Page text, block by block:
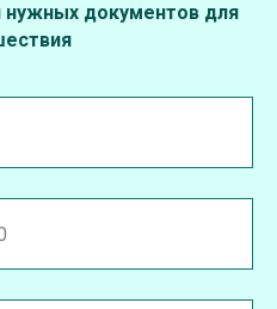
документов для